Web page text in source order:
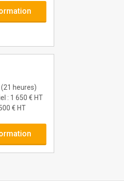
heures)
: 1 650 € HT
€ HT